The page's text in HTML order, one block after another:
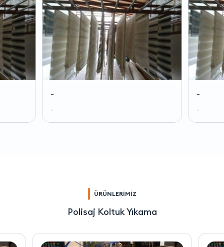
-
-
-
-
ÜRÜNLERİMİZ
Polisaj Koltuk Yıkama